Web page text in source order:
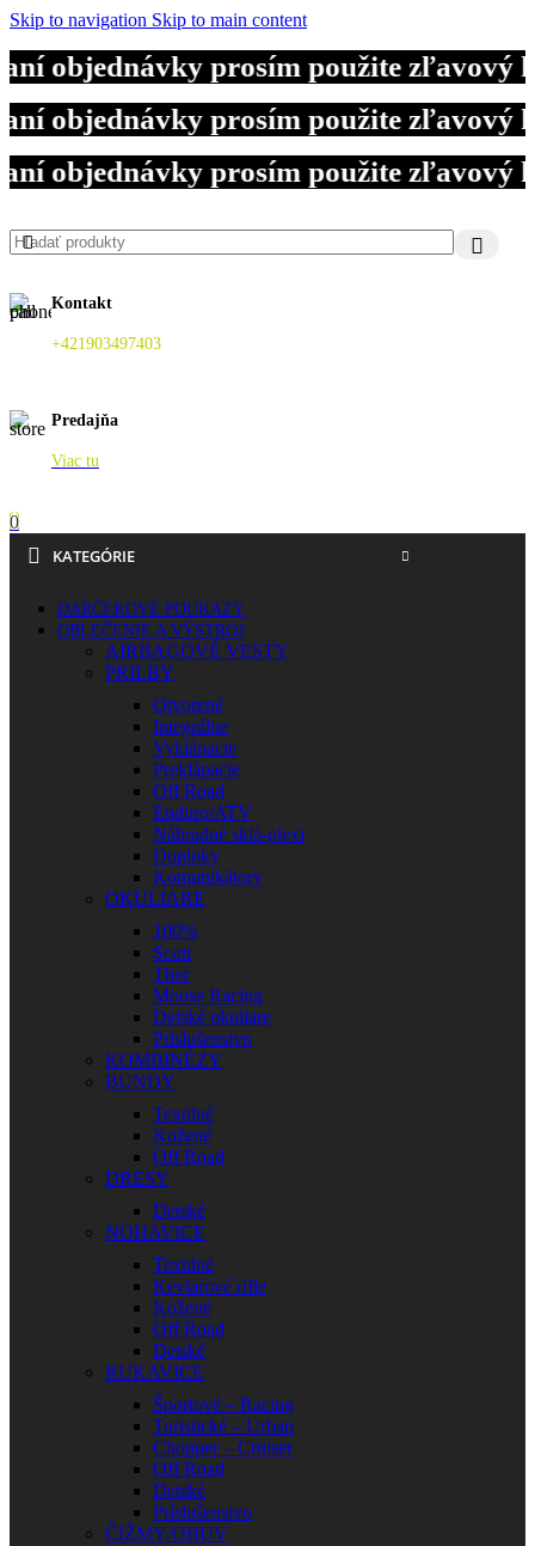
Skip to navigation Skip to main content
prosím použite zľavový
prosím použite zľavový
prosím použite zľavový
Kontakt
+421903497403
Predajňa
Viac tu
0
KATEGÓRIE
DARČEKOVÉ POUKAZY
OBLEČENIE A VÝSTROJ
AIRBAGOVÉ VESTY
PRILBY
Otvorené
Integrálne
Vyklápacie
Preklápacie
Off Road
Enduro/ATV
Náhradné sklá-plexi
Doplnky
Komunikátory
OKULIARE
100%
Scott
Thor
Moose Racing
Detské okuliare
Príslušenstvo
KOMBINÉZY
BUNDY
Textilné
Kožené
Off Road
DRESY
Detské
NOHAVICE
Textilné
Kevlarové rifle
Kožené
Off Road
Detské
RUKAVICE
Športové – Racing
Turistické – Urban
Chopper – Cruiser
Off Road
Detské
Príslušenstvo
ČIŽMY/OBUV